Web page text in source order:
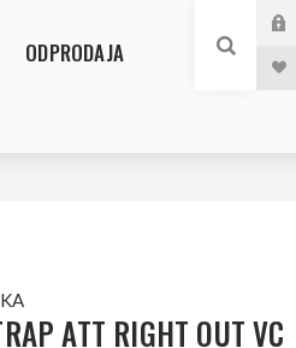
ODPRODAJA
ATT RIGHT OUT VC